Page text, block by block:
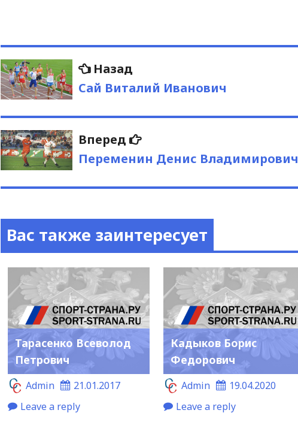
Навигация
по
записям
Назад
запись:
Сай Виталий Иванович
Вперед
Следующая
запись:
Переменин Денис Владимирович
Вас также заинтересует
Тарасенко Всеволод
Петрович
Admin
21.01.2017
Leave a reply
Кадыков Борис
Федорович
Admin
19.04.2020
Leave a reply